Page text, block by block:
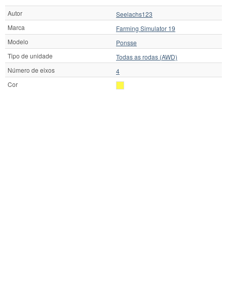
Autor
Seelachs123
Marca
Farming Simulator 19
Modelo
Ponsse
Tipo de unidade
Todas as rodas (AWD)
Número de eixos
4
Cor